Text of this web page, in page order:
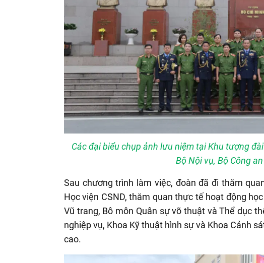
Các đại biểu chụp ảnh lưu niệm tại Khu tượng
Bộ Nội vụ, Bộ Công
Sau chương trình làm việc, đoàn đã đi thăm
Học viện CSND, thăm quan thực tế hoạt động
Vũ trang, Bô môn Quân sự võ thuật và Thể dục
nghiệp vụ, Khoa Kỹ thuật hình sự và Khoa Cảnh
cao.